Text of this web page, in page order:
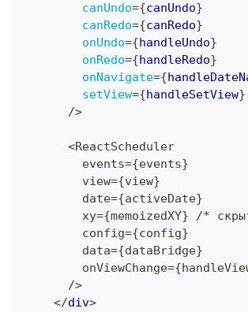
canUndo={canUndo}
canRedo={canRedo}
onUndo={handleUndo}
onRedo={handleRedo}
onNavigate={
setView={handleSetView}
/>
      <ReactScheduler
        events=
{events}
        view=
{view}
        date=
{activeDate}
        xy=
{memoizedXY} /*
        config=
{config}
        data=
{dataBridge}
        onViewChange=
{
      />
</div>